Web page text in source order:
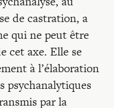
de castration, a
qui ne peut être
cet axe. Elle se
à l’élaboration
psychanalytiques
par la